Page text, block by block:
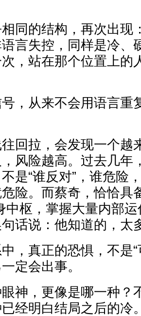
同的结构，再次出现
言失控，同样是冷、
次，站在那个位置上
，从来不会用语言重
回拉，会发现一个越
风险越高。过去几年
是“谁反对”，谁危
险。而蔡奇，恰恰具
中枢，掌握大量内部
话说：他知道的，太
，真正的恐惧，不是
定会出事。
神，更像是哪一种？
经明白结局之后的冷